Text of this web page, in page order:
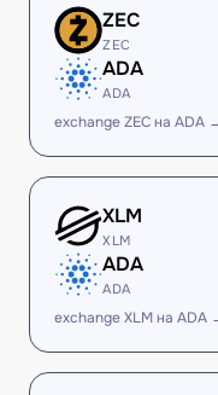
ZEC
ZEC
ADA
ADA
exchange ZEC на ADA
XLM
XLM
ADA
ADA
exchange XLM на ADA